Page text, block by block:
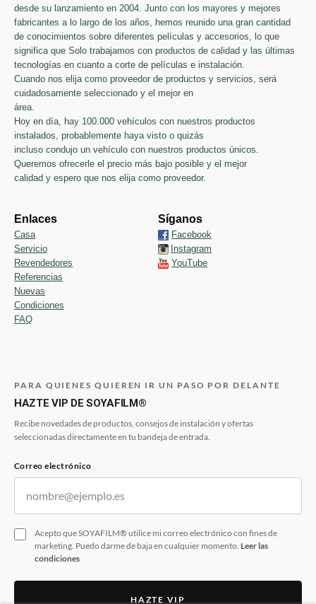
desde su lanzamiento en 2004. Junto con los mayores y mejores
fabricantes a lo largo de los años, hemos reunido una gran cantidad
de conocimientos sobre diferentes películas y accesorios, lo que
significa que Solo trabajamos con productos de calidad y las últimas
tecnologías en cuanto a corte de películas e instalación.
Cuando nos elija como proveedor de productos y servicios, será
cuidadosamente seleccionado y el mejor en
área.
Hoy en día, hay 100.000 vehículos con nuestros productos
instalados, probablemente haya visto o quizás
incluso condujo un vehículo con nuestros productos únicos.
Queremos ofrecerle el precio más bajo posible y el mejor
calidad y espero que nos elija como proveedor.
Enlaces
Casa
Servicio
Revendedores
Referencias
Nuevas
Condiciones
FAQ
Síganos
Facebook
Instagram
YouTube
PARA QUIENES QUIEREN IR UN PASO POR DELANTE
HAZTE VIP DE SOYAFILM®
Recibe novedades de productos, consejos de instalación y ofertas
seleccionadas directamente en tu bandeja de entrada.
Correo electrónico
Acepto que SOYAFILM® utilice mi correo electrónico con fines de
marketing. Puedo darme de baja en cualquier momento. Leer las
condiciones
HAZTE VIP